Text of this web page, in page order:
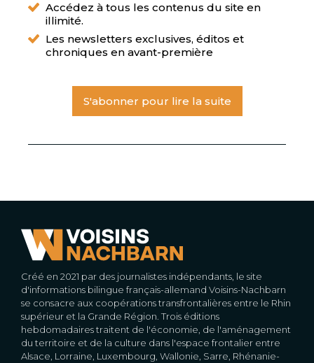
Accédez à tous les contenus du site en
illimité.
Les newsletters exclusives, éditos et
chroniques en avant-première
S'abonner pour lire la suite
Créé en 2021 par des journalistes indépendants, le site
d'informations bilingue français-allemand Voisins-Nachbarn
se consacre aux coopérations transfrontalières entre le Rhin
supérieur et la Grande Région. Trois éditions
hebdomadaires traitent de l'économie, de l'aménagement
du territoire et de la culture dans l'espace frontalier entre
Alsace, Lorraine, Luxembourg, Wallonie, Sarre, Rhénanie-